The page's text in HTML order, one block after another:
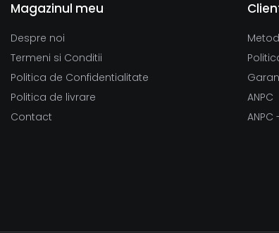
Magazinul meu
Despre noi
Termeni si Conditii
Politica de Confidentialitate
Politica de livrare
Contact
ANPC
ANPC